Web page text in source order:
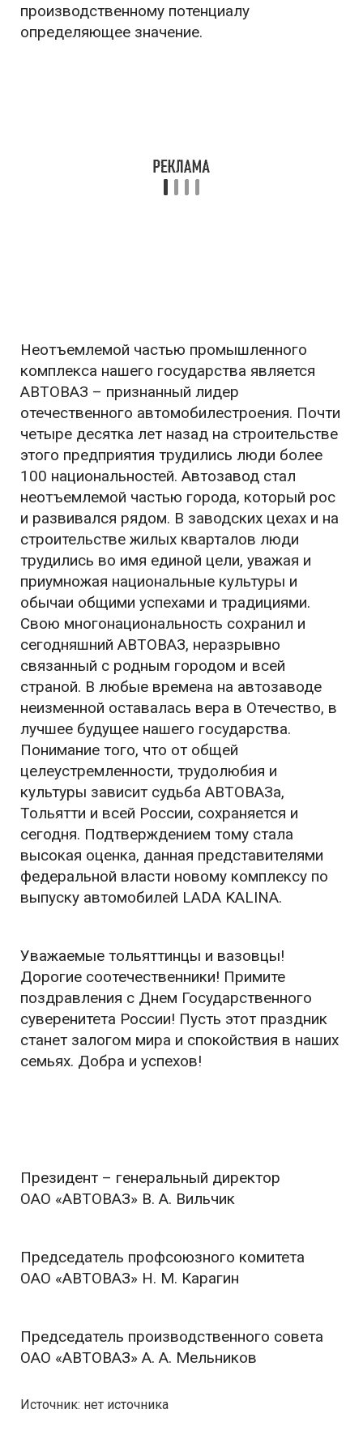
производственному потенциалу
определяющее значение.
Неотъемлемой частью промышленного
комплекса нашего государства является
АВТОВАЗ – признанный лидер
отечественного автомобилестроения. Почти
четыре десятка лет назад на строительстве
этого предприятия трудились люди более
100 национальностей. Автозавод стал
неотъемлемой частью города, который рос
и развивался рядом. В заводских цехах и на
строительстве жилых кварталов люди
трудились во имя единой цели, уважая и
приумножая национальные культуры и
обычаи общими успехами и традициями.
Свою многонациональность сохранил и
сегодняшний АВТОВАЗ, неразрывно
связанный с родным городом и всей
страной. В любые времена на автозаводе
неизменной оставалась вера в Отечество, в
лучшее будущее нашего государства.
Понимание того, что от общей
целеустремленности, трудолюбия и
культуры зависит судьба АВТОВАЗа,
Тольятти и всей России, сохраняется и
сегодня. Подтверждением тому стала
высокая оценка, данная представителями
федеральной власти новому комплексу по
выпуску автомобилей LADA KALINA.
Уважаемые тольяттинцы и вазовцы!
Дорогие соотечественники! Примите
поздравления с Днем Государственного
суверенитета России! Пусть этот праздник
станет залогом мира и спокойствия в наших
семьях. Добра и успехов!
Президент – генеральный директор
ОАО «АВТОВАЗ» В. А. Вильчик
Председатель профсоюзного комитета
ОАО «АВТОВАЗ» Н. М. Карагин
Председатель производственного совета
ОАО «АВТОВАЗ» А. А. Мельников
Источник: нет источника